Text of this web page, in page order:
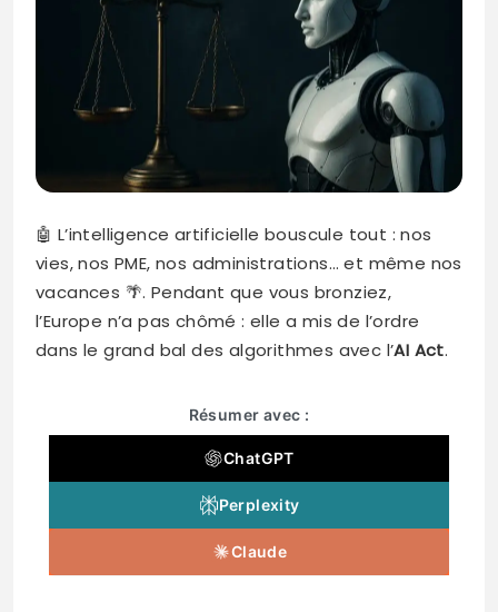
🤖 L’intelligence artificielle bouscule tout : nos
vies, nos PME, nos administrations… et même nos
vacances 🌴. Pendant que vous bronziez,
l’Europe n’a pas chômé : elle a mis de l’ordre
dans le grand bal des algorithmes avec l’AI Act.
Résumer avec :
ChatGPT
Perplexity
Claude